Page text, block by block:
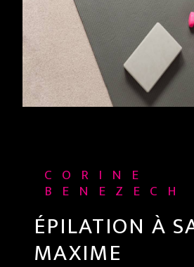
CORINE
BENEZECH
ÉPILATION À
MAXIME